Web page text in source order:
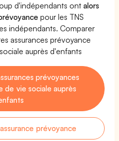
d'indépendants ontalors
pour les TNS
indépendants. Comparer
assurances prévoyance
auprès d'enfants
prévoyances
de vie sociale auprès
prévoyance